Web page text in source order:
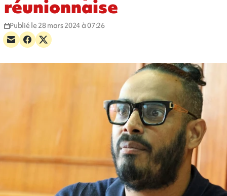
réunionnaise
Publié le 28 mars 2024 à 07:26